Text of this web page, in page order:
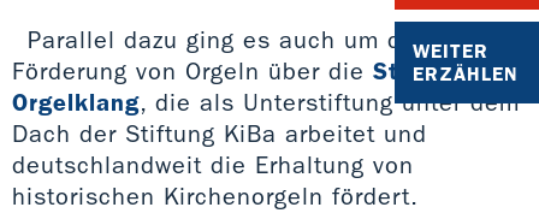
WEITER
ERZÄHLEN
Parallel dazu ging es auch um die
Förderung von Orgeln über die Stiftung
Orgelklang, die als Unterstiftung unter dem
Dach der Stiftung KiBa arbeitet und
deutschlandweit die Erhaltung von
historischen Kirchenorgeln fördert.